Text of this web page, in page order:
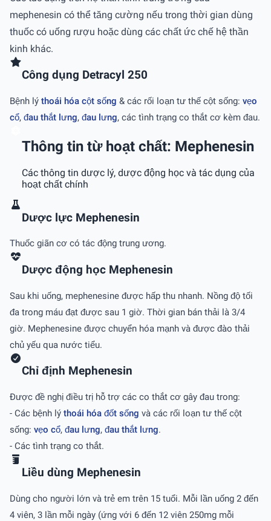
mephenesin có thể tăng cường nếu trong thời gian dùng
thuốc có uống rượu hoặc dùng các chất ức chế hệ thần
kinh khác.
Công dụng Detracyl 250
Bệnh lý thoái hóa cột sống & các rối loạn tư thế cột sống: vẹo
cổ, đau thắt lưng, đau lưng, các tình trạng co thắt cơ kèm đau.
Thông tin từ hoạt chất: Mephenesin
Các thông tin dược lý, dược động học và tác dụng của
hoạt chất chính
Dược lực Mephenesin
Thuốc giãn cơ có tác động trung ương.
Dược động học Mephenesin
Sau khi uống, mephenesine được hấp thu nhanh. Nồng độ tối
đa trong máu đạt được sau 1 giờ. Thời gian bán thải là 3/4
giờ. Mephenesine được chuyển hóa mạnh và được đào thải
chủ yếu qua nước tiểu.
Chỉ định Mephenesin
Ðược đề nghị điều trị hỗ trợ các co thắt cơ gây đau trong:
- Các bệnh lý thoái hóa đốt sống và các rối loạn tư thế cột
sống: vẹo cổ, đau lưng, đau thắt lưng.
- Các tình trạng co thắt.
Liều dùng Mephenesin
Dùng cho người lớn và trẻ em trên 15 tuổi. Mỗi lần uống 2 đến
4 viên, 3 lần mỗi ngày (ứng với 6 đến 12 viên 250mg mỗi